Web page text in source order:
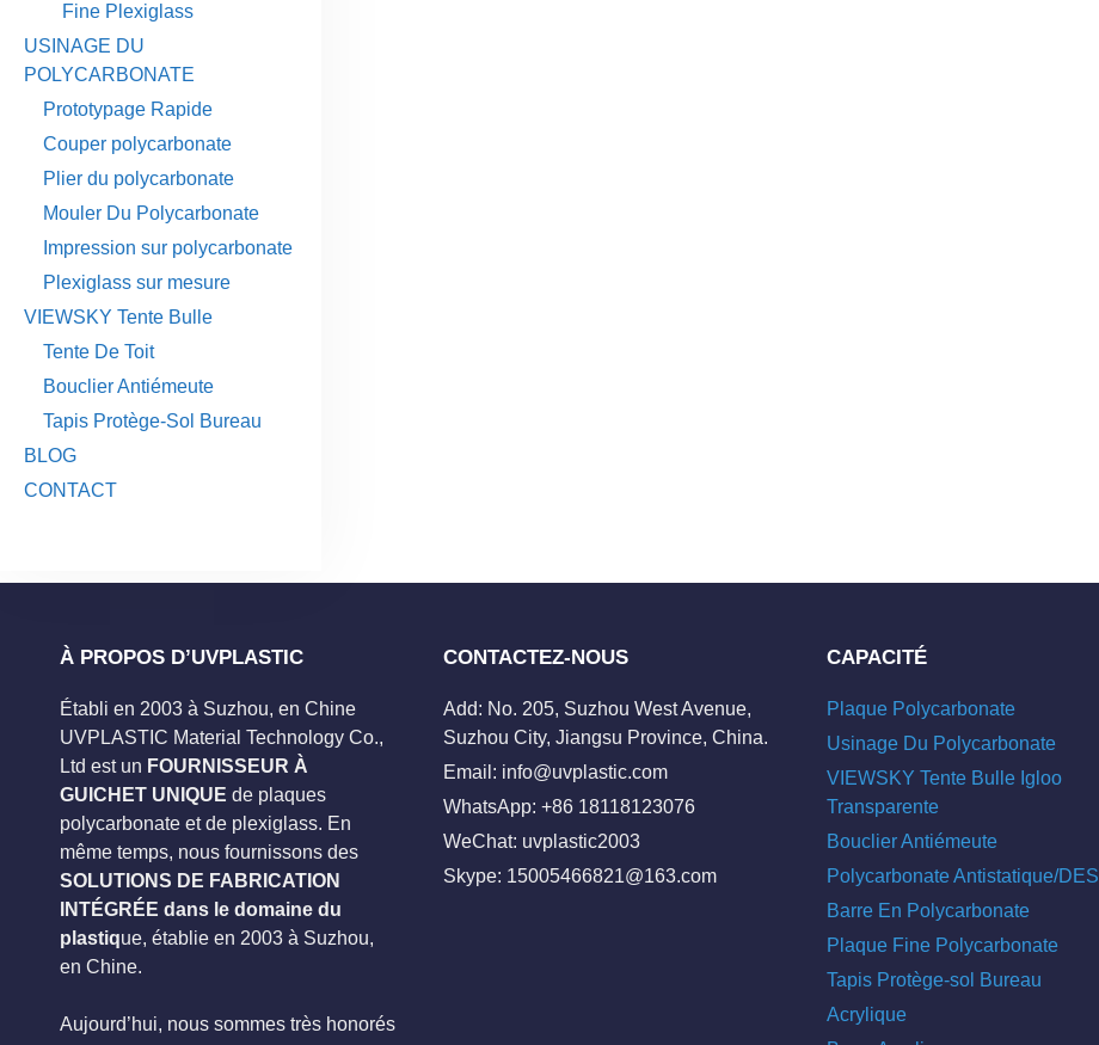
Fine Plexiglass
USINAGE DU
POLYCARBONATE
Prototypage Rapide
Couper polycarbonate
Plier du polycarbonate
Mouler Du Polycarbonate
Impression sur polycarbonate
Plexiglass sur mesure
VIEWSKY Tente Bulle
Tente De Toit
Bouclier Antiémeute
Tapis Protège-Sol Bureau
BLOG
CONTACT
À PROPOS D’UVPLASTIC
Établi en 2003 à Suzhou, en Chine
UVPLASTIC Material Technology Co.,
Ltd est un FOURNISSEUR À
GUICHET UNIQUE de plaques
polycarbonate et de plexiglass. En
même temps, nous fournissons des
SOLUTIONS DE FABRICATION
INTÉGRÉE dans le domaine du
plastique, établie en 2003 à Suzhou,
en Chine.
Aujourd’hui, nous sommes très honorés
CONTACTEZ-NOUS
Add: No. 205, Suzhou West Avenue,
Suzhou City, Jiangsu Province, China.
Email: info@uvplastic.com
WhatsApp: +86 18118123076
WeChat: uvplastic2003
Skype: 15005466821@163.com
CAPACITÉ
Plaque Polycarbonate
Usinage Du Polycarbonate
VIEWSKY Tente Bulle Igloo
Transparente
Bouclier Antiémeute
Polycarbonate Antistatique/DES
Barre En Polycarbonate
Plaque Fine Polycarbonate
Tapis Protège-sol Bureau
Acrylique